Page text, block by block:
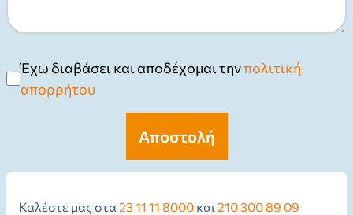
Έχω διαβάσει και αποδέχομαι τηνπολιτική
απορρήτου
Αποστολή
Καλέστε μας στα 23 11 11 8000 και 210 300 89 09